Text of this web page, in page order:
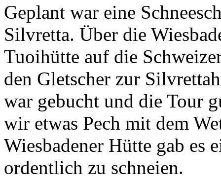
Geplant war eine
Silvretta. Über die
Tuoihütte auf die
den Gletscher zur
war gebucht und die Tour
wir etwas Pech mit dem
Wiesbadener Hütte gab es
ordentlich zu schneien.